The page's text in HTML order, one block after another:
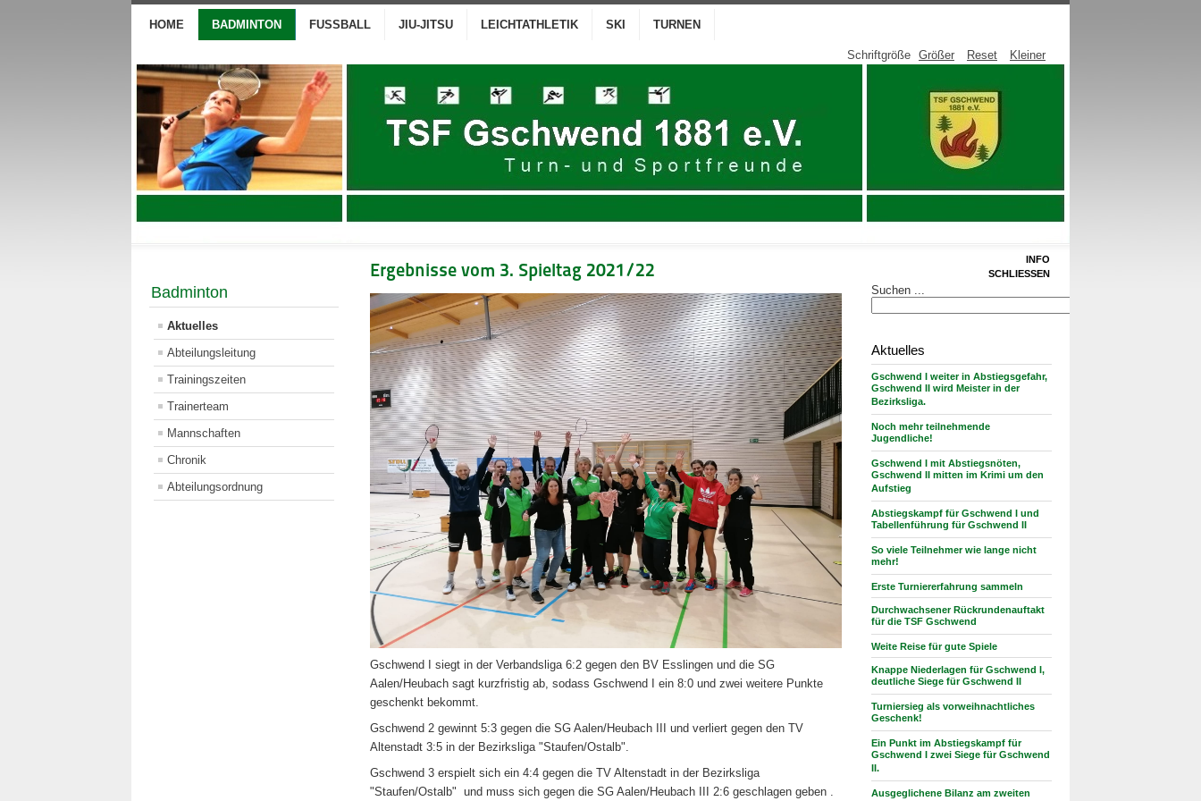
HOME BADMINTON FUSSBALL JIU-JITSU LEICHTATHLETIK SKI TURNEN
Schriftgröße Größer Reset Kleiner
Badminton
Aktuelles
Abteilungsleitung
Trainingszeiten
Trainerteam
Mannschaften
Chronik
Abteilungsordnung
Ergebnisse vom 3. Spieltag 2021/22
Gschwend I siegt in der Verbandsliga 6:2 gegen den BV Esslingen und die SG
Aalen/Heubach sagt kurzfristig ab, sodass Gschwend I ein 8:0 und zwei weitere Punkte
geschenkt bekommt.
Gschwend 2 gewinnt 5:3 gegen die SG Aalen/Heubach III und verliert gegen den TV
Altenstadt 3:5 in der Bezirksliga "Staufen/Ostalb".
Gschwend 3 erspielt sich ein 4:4 gegen die TV Altenstadt in der Bezirksliga
"Staufen/Ostalb" und muss sich gegen die SG Aalen/Heubach III 2:6 geschlagen geben .
INFO
SCHLIESSEN
Suchen ...
Aktuelles
Gschwend I weiter in Abstiegsgefahr,
Gschwend II wird Meister in der
Bezirksliga.
Noch mehr teilnehmende
Jugendliche!
Gschwend I mit Abstiegsnöten,
Gschwend II mitten im Krimi um den
Aufstieg
Abstiegskampf für Gschwend I und
Tabellenführung für Gschwend II
So viele Teilnehmer wie lange nicht
mehr!
Erste Turniererfahrung sammeln
Durchwachsener Rückrundenauftakt
für die TSF Gschwend
Weite Reise für gute Spiele
Knappe Niederlagen für Gschwend I,
deutliche Siege für Gschwend II
Turniersieg als vorweihnachtliches
Geschenk!
Ein Punkt im Abstiegskampf für
Gschwend I zwei Siege für Gschwend
II.
Ausgeglichene Bilanz am zweiten